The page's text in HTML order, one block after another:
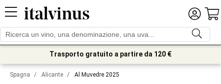
Trasporto gratuito a partire da 120 €
Spagna / Alicante / Al Muvedre 2025